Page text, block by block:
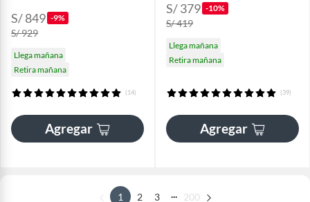
S/ 849 -9%
S/ 929
Llega mañana
Retira mañana
(14)
Agregar
S/ 379 -10%
S/ 419
Llega mañana
Retira mañana
(39)
Agregar
1 2 3 200